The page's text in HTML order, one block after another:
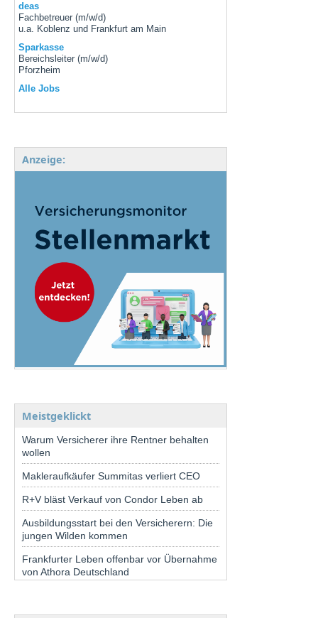
deas
Fachbetreuer (m/w/d)
u.a. Koblenz und Frankfurt am Main
Sparkasse
Bereichsleiter (m/w/d)
Pforzheim
Alle Jobs
Anzeige:
Meistgeklickt
Warum Versicherer ihre Rentner behalten
wollen
Makleraufkäufer Summitas verliert CEO
R+V bläst Verkauf von Condor Leben ab
Ausbildungsstart bei den Versicherern: Die
jungen Wilden kommen
Frankfurter Leben offenbar vor Übernahme
von Athora Deutschland